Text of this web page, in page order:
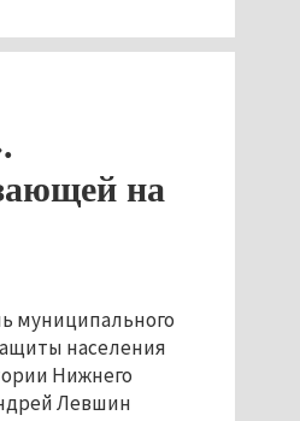
на
муниципального
населения
Нижнего
Левшин